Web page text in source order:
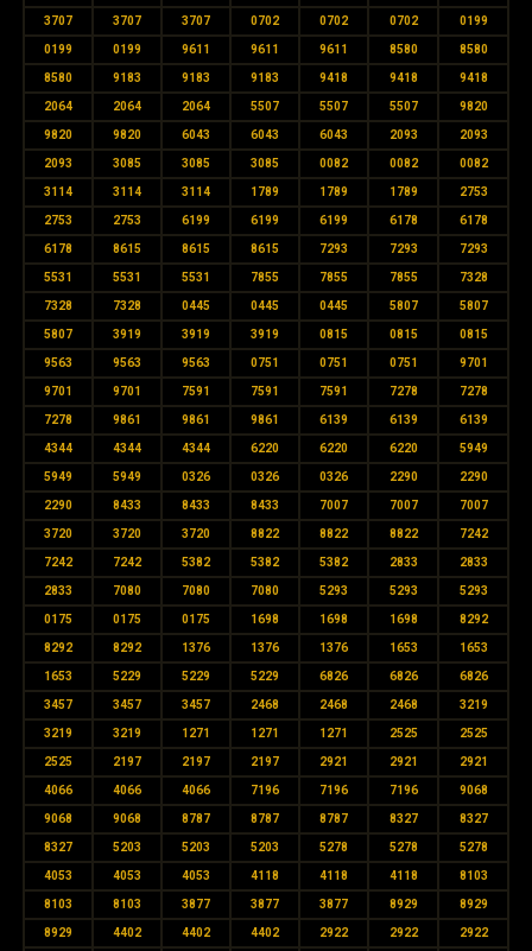
3707 3707 3707 0702 0702 0702 0199
0199 0199 9611 9611 9611 8580 8580
8580 9183 9183 9183 9418 9418 9418
2064 2064 2064 5507 5507 5507 9820
9820 9820 6043 6043 6043 2093 2093
2093 3085 3085 3085 0082 0082 0082
3114 3114 3114 1789 1789 1789 2753
2753 2753 6199 6199 6199 6178 6178
6178 8615 8615 8615 7293 7293 7293
5531 5531 5531 7855 7855 7855 7328
7328 7328 0445 0445 0445 5807 5807
5807 3919 3919 3919 0815 0815 0815
9563 9563 9563 0751 0751 0751 9701
9701 9701 7591 7591 7591 7278 7278
7278 9861 9861 9861 6139 6139 6139
4344 4344 4344 6220 6220 6220 5949
5949 5949 0326 0326 0326 2290 2290
2290 8433 8433 8433 7007 7007 7007
3720 3720 3720 8822 8822 8822 7242
7242 7242 5382 5382 5382 2833 2833
2833 7080 7080 7080 5293 5293 5293
0175 0175 0175 1698 1698 1698 8292
8292 8292 1376 1376 1376 1653 1653
1653 5229 5229 5229 6826 6826 6826
3457 3457 3457 2468 2468 2468 3219
3219 3219 1271 1271 1271 2525 2525
2525 2197 2197 2197 2921 2921 2921
4066 4066 4066 7196 7196 7196 9068
9068 9068 8787 8787 8787 8327 8327
8327 5203 5203 5203 5278 5278 5278
4053 4053 4053 4118 4118 4118 8103
8103 8103 3877 3877 3877 8929 8929
8929 4402 4402 4402 2922 2922 2922